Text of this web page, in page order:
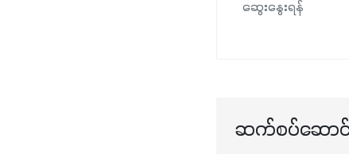
ဆွေးနွေးရန်
ဆက်စပ်ဆောင်းပ